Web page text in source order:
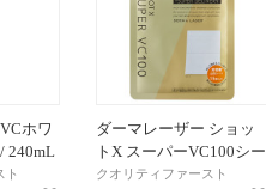
ホワ
240mL
ト
ダーマレーザー ショッ
トX スーパーVC100シー
ト / 15枚入
クオリティファースト